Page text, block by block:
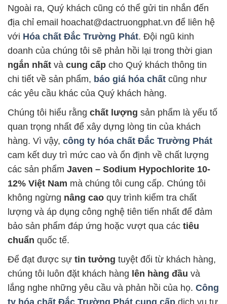
Ngoài ra, Quý khách cũng có thể gửi tin nhắn đến
địa chỉ email hoachat@dactruongphat.vn để liên hệ
với Hóa chất Đắc Trường Phát. Đội ngũ kinh
doanh của chúng tôi sẽ phản hồi lại trong thời gian
ngắn nhất và cung cấp cho Quý khách thông tin
chi tiết về sản phẩm, báo giá hóa chất cũng như
các yêu cầu khác của Quý khách hàng.
Chúng tôi hiểu rằng chất lượng sản phẩm là yếu tố
quan trọng nhất để xây dựng lòng tin của khách
hàng. Vì vậy, công ty hóa chất Đắc Trường Phát
cam kết duy trì mức cao và ổn định về chất lượng
các sản phẩm Javen – Sodium Hypochlorite 10-
12% Việt Nam mà chúng tôi cung cấp. Chúng tôi
không ngừng nâng cao quy trình kiểm tra chất
lượng và áp dụng công nghệ tiên tiến nhất để đảm
bảo sản phẩm đáp ứng hoặc vượt qua các tiêu
chuẩn quốc tế.
Để đạt được sự tin tưởng tuyệt đối từ khách hàng,
chúng tôi luôn đặt khách hàng lên hàng đầu và
lắng nghe những yêu cầu và phản hồi của họ. Công